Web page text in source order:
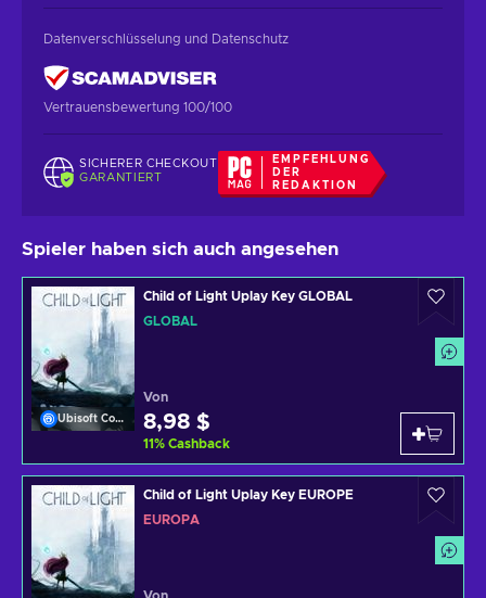
Datenverschlüsselung und Datenschutz
Vertrauensbewertung 100/100
SICHERER CHECKOUT
GARANTIERT
EMPFEHLUNG
DER
REDAKTION
Spieler haben sich auch angesehen
Ubisoft Connect
Child of Light Uplay Key GLOBAL
GLOBAL
Von
8,98 $
11% Cashback
Child of Light Uplay Key EUROPE
EUROPA
Von